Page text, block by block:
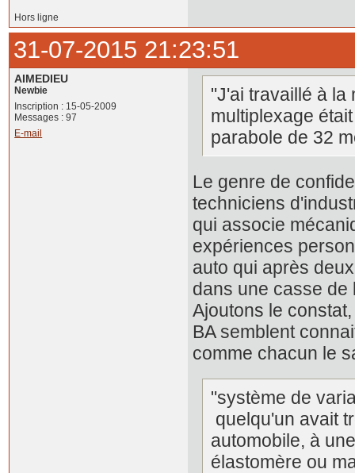
Hors ligne
31-07-2015 21:23:51
AIMEDIEU
Newbie
Inscription : 15-05-2009
Messages : 97
E-mail
"J'ai travaillé à la
multiplexage
parabole de 32
Le genre de
techniciens
qui associe
expériences
auto qui après
dans une casse de
Ajoutons le
BA semblent
comme chacun le
"système de
quelqu'un avait
automobile, à
élastomère ou